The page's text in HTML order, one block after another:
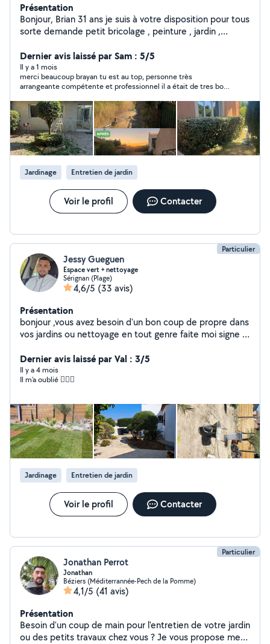
Présentation
Bonjour, Brian 31 ans je suis à votre disposition pour tous
sorte demande petit bricolage , peinture , jardin ,
la personne, meuble , manutention tans que je peut je
ferais tous simplement , je compte ouvrir mon
entreprise d'ici peu le but savoir si sa peut marché, le
concept étant t'aider pour n'importe quel tâche
possible la personne au prix correct n'hésitez à me
contactez pour n'importe quel demande je prendrez
toujours le temp de répondre cordialement
Dernier avis laissé par Sam : 5/5
Il y a 1 mois
merci beaucoup brayan tu est au top, personne très
arrangeante compétente et professionnel il a était de tres bon
Jardinage Entretien de jardin
Voir le profil Contacter
Particulier
Jessy Gueguen
Espace vert + nettoyage
Sérignan (Plage)
4,6/5 (33 avis)
Présentation
bonjour ,vous avez besoin d'un bon coup de propre dans
vos jardins ou nettoyage en tout genre faite moi signe je
Dernier avis laissé par Val : 3/5
Il y a 4 mois
Il m’a oublié 🤷🏻‍♀️
Jardinage Entretien de jardin
Voir le profil Contacter
Particulier
Jonathan Perrot
Jonathan
Béziers (Méditerrannée-Pech de la Pomme)
4,1/5 (41 avis)
Présentation
Besoin d'un coup de main pour l'entretien de votre jardin
ou des petits travaux chez vous ? Je vous propose mes